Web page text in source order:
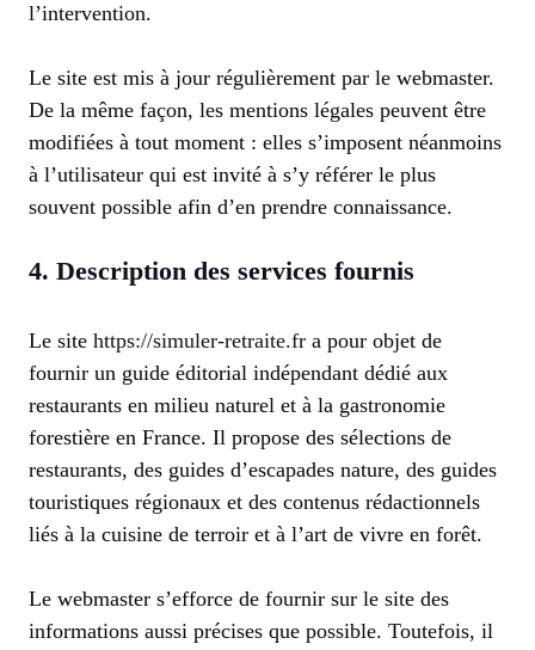
l’intervention.
Le site est mis à jour régulièrement par le webmaster.
De la même façon, les mentions légales peuvent être
modifiées à tout moment : elles s’imposent néanmoins
à l’utilisateur qui est invité à s’y référer le plus
souvent possible afin d’en prendre connaissance.
4. Description des services fournis
Le site https://simuler-retraite.fr a pour objet de
fournir un guide éditorial indépendant dédié aux
restaurants en milieu naturel et à la gastronomie
forestière en France. Il propose des sélections de
restaurants, des guides d’escapades nature, des guides
touristiques régionaux et des contenus rédactionnels
liés à la cuisine de terroir et à l’art de vivre en forêt.
Le webmaster s’efforce de fournir sur le site des
informations aussi précises que possible. Toutefois, il